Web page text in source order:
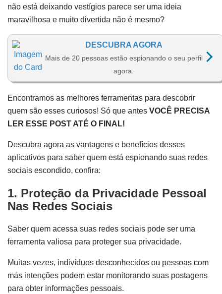
não está deixando vestígios parece ser uma ideia
maravilhosa e muito divertida não é mesmo?
DESCUBRA AGORA
Mais de 20 pessoas estão espionando o seu perfil
agora.
Encontramos as melhores ferramentas para descobrir
quem são esses curiosos! Só que antes VOCÊ PRECISA
LER ESSE POST ATÉ O FINAL!
Descubra agora as vantagens e benefícios desses
aplicativos para saber quem está espionando suas redes
sociais escondido, confira:
1. Proteção da Privacidade Pessoal
Nas Redes Sociais
Saber quem acessa suas redes sociais pode ser uma
ferramenta valiosa para proteger sua privacidade.
Muitas vezes, indivíduos desconhecidos ou pessoas com
más intenções podem estar monitorando suas postagens
para obter informações pessoais.